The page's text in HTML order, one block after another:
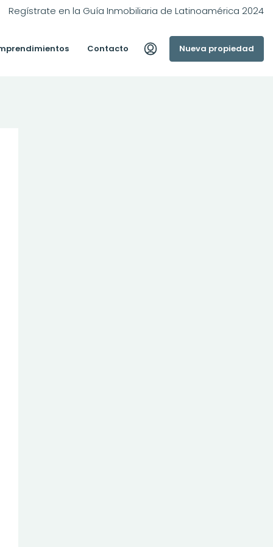
Regístrate en la Guía Inmobiliaria de Latinoamérica 2024
Contacto Nueva propiedad